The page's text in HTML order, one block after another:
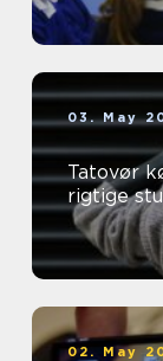
03. May
Tatovør
rigtige
02. May